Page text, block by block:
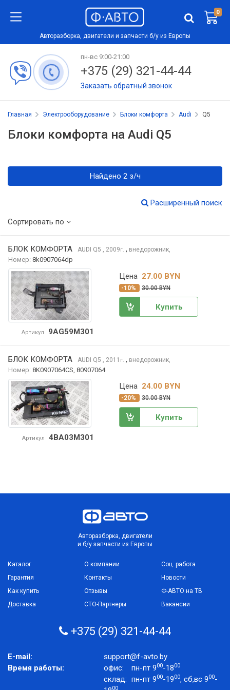
0
Авторазборка, двигатели и запчасти б/у из Европы
пн-вс 9:00-21:00
+375 (29) 321-44-44
Заказать обратный звонок
Главная Электрооборудование Блоки комфорта Audi Q5
Блоки комфорта на Audi Q5
Найдено 2 з/ч
Расширенный поиск
Сортировать по
БЛОК КОМФОРТА AUDI Q5 , 2009г. , внедорожник,
Номер: 8k0907064dp
Артикул 9AG59M301
Цена 27.00 BYN
-10% 30.00 BYN
Купить
БЛОК КОМФОРТА AUDI Q5 , 2011 г. , внедорожник,
Номер: 8K0907064CS, 80907064
Артикул 4BA03M301
Цена 24.00 BYN
-20% 30.00 BYN
Купить
Авторазборка, двигатели
и б/у запчасти из Европы
Каталог
Гарантия
Как купить
Доставка
О компании
Контакты
Отзывы
СТО-Партнеры
Соц. работа
Новости
Ф-АВТО на ТВ
Вакансии
+375 (29) 321-44-44
E-mail:
support@f-avto.by
Время работы:
офис: пн-пт 900-1800
склад: пн-пт 900-1900, сб,вс 900-
00